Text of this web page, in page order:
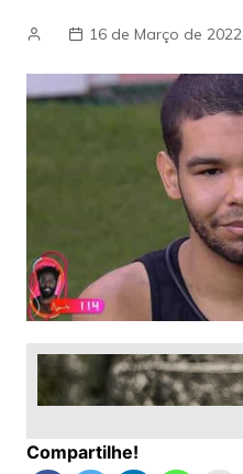
16 de Março de 2022
Compartilhe!